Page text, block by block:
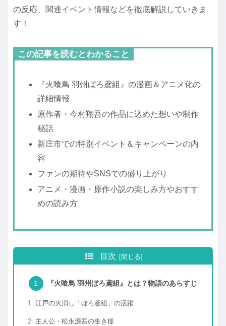
の反応、関連イベント情報などを徹底解説していきま
す！
この記事を読むとわかること
『火喰鳥 羽州ぼろ鳶組』の漫画＆アニメ化の
詳細情報
原作者・今村翔吾の作品に込めた想いや制作
秘話
新庄市での特別イベント＆キャンペーンの内
容
ファンの期待やSNSでの盛り上がり
アニメ・漫画・原作小説の楽しみ方やおすす
めの読み方
目次
『火喰鳥 羽州ぼろ鳶組』とは？物語のあらすじ
江戸の火消し「ぼろ鳶組」の活躍
主人公・松永源吾の生き様